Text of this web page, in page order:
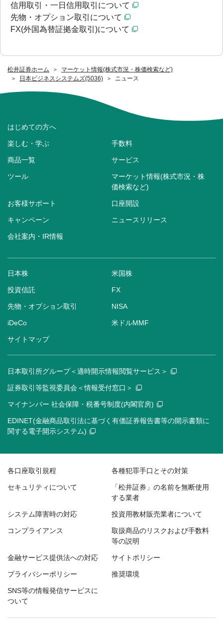
松井証券ホーム
マーケット情報(株式市況・株価検索など)
日本ビジネスシステムズ(5036)
ニュース
信用取引・一日信用取引について
先物・オプション取引について
FX(外国為替証拠金取引)について
はじめての方へ
楽しむ・学ぶ 手数料
商品一覧 サービス
ツール
マーケット情報(株式市況・株
価検索など)
お客様サポート 口座開設
キャンペーン ニュースリリース
会社案内・IR情報
日本株 米国株
投資信託 FX
先物・オプション取引 NISA
iDeCo 米ドルMMF
サイトマップ
日本取引所グループ＜適時開示情報閲覧サービス＞
証券取引等監視委員会＜情報受付窓口＞
マイナンバー 社会保障・税番号制度(内閣官房)
EDINET(金融商品取引法に基づく有価証券報告書等の開示書類に
関する電子開示システム)
各口座取引規程 各種犯罪手口とその対策
セキュリティについて
「松井証券」の名前を無断使用
する業者
システム障害時の対応 投資用教材販売業者について
コンプライアンス
取扱商品のリスクおよび手数料
等の説明
金融サービス提供法への対応 サイトポリシー
プライバシーポリシー 推奨環境
SNS等の情報発信サービスに
ついて